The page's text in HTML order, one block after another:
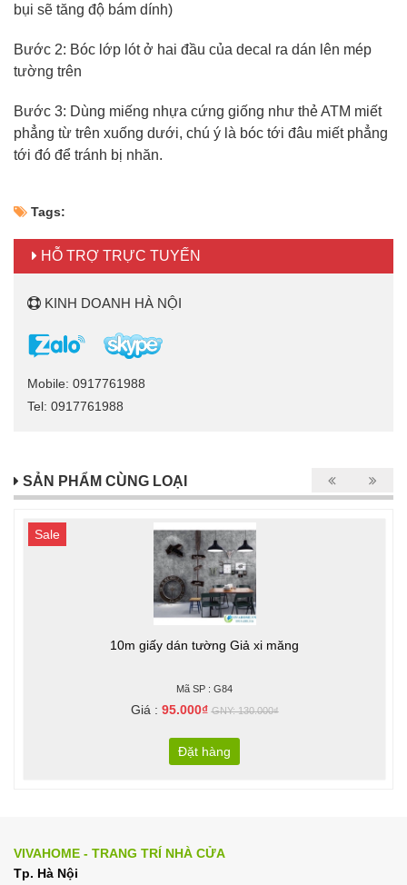
bụi sẽ tăng độ bám dính)
Bước 2: Bóc lớp lót ở hai đầu của decal ra dán lên mép
tường trên
Bước 3: Dùng miếng nhựa cứng giống như thẻ ATM miết
phẳng từ trên xuống dưới, chú ý là bóc tới đâu miết phẳng
tới đó để tránh bị nhăn.
Tags:
HỖ TRỢ TRỰC TUYẾN
KINH DOANH HÀ NỘI
Mobile: 0917761988
Tel: 0917761988
SẢN PHẨM CÙNG LOẠI
Sale
10m giấy dán tường Giả xi măng
Mã SP : G84
Giá : 95.000₫GNY: 130.000₫
Đặt hàng
VIVAHOME - TRANG TRÍ NHÀ CỬA
Tp. Hà Nội